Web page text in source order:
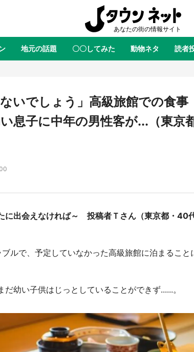
全国 全国
東北 青森 岩手
関東 茨城 栃木
四国 徳島 香川
地元の話題 〇〇してみた 動物ネタ 読者
元 絶景 あの時はありがとう 物語がはじま
入り込む 六本木ヒルズ展望台でコ
る！ アニメ『ハイ
もっとみる
いでしょう」高級旅館での食事
息子に中年の男性客が...（東京
に出会えなければ～ 投稿者Ｔさん（東京都・40
ルで、予定していなかった高級旅館に泊まること
幼い子供はじっとしていることができず......。